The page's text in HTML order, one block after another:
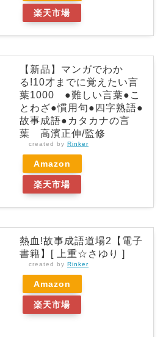
楽天市場
【新品】マンガでわか
る!10才までに覚えたい言
葉1000 ●難しい言葉●こ
とわざ●慣用句●四字熟語●
故事成語●カタカナの言
葉 高濱正伸/監修
created by Rinker
Amazon
楽天市場
熱血!故事成語道場2【電子
書籍】[ 上重☆さゆり ]
created by Rinker
Amazon
楽天市場